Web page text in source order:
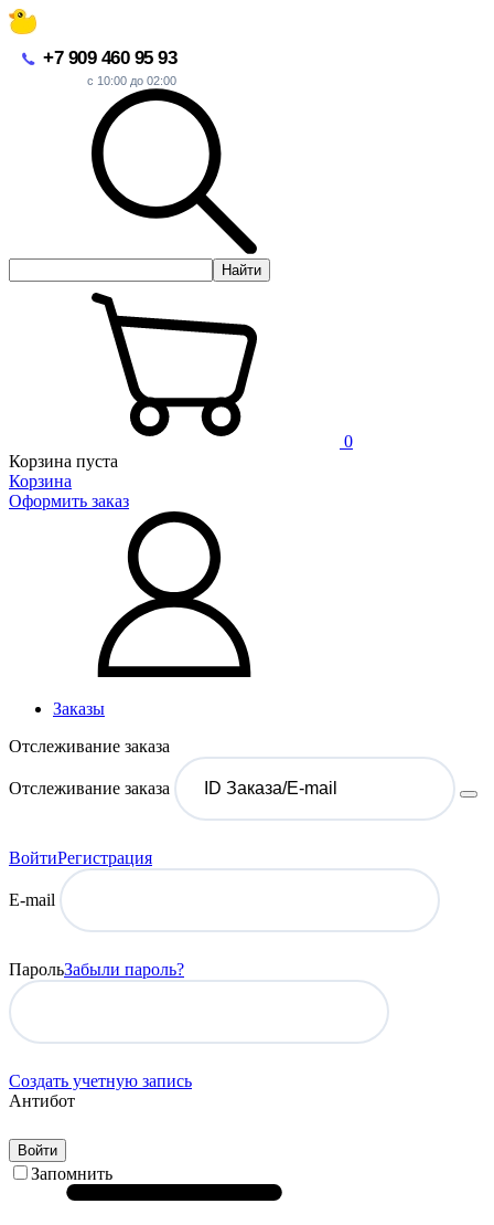
+7 909 460 95 93
с 10:00 до 02:00
Найти
0
Корзина пуста
Корзина
Оформить заказ
Заказы
Отслеживание заказа
Отслеживание заказа
ВойтиРегистрация
E-mail
ПарольЗабыли пароль?
Создать учетную запись
Антибот
Войти
Запомнить